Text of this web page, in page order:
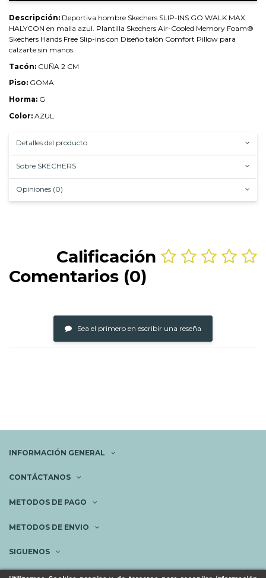
Descripción: Deportiva hombre Skechers SLIP-INS GO WALK MAX
HALYCON en malla azul. Plantilla Skechers Air-Cooled Memory Foam®
Skechers Hands Free Slip-ins con Diseño talón Comfort Pillow para
calzarte sin manos.
Tacón: CUÑA 2 CM
Piso: GOMA
Horma: G
Color: AZUL
Detalles del producto
Sobre SKECHERS
Opiniones (0)
Calificación
Comentarios (0)
Sea el primero en escribir una reseña
INFORMACIÓN GENERAL
CONTÁCTANOS
METODOS DE PAGO
METODOS DE ENVIO
SIGUENOS